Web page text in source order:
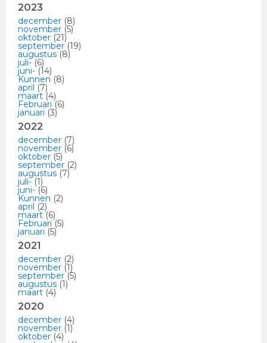
2023
december (8)
november (5)
oktober (21)
september(19)
augustus (8)
juli-(6)
juni-(14)
Kunnen (8)
april (7)
maart (4)
Februari (6)
januari (3)
2022
december (7)
november (6)
oktober (5)
september (2)
augustus (7)
juli-(1)
juni-(6)
Kunnen (2)
april (2)
maart(6)
Februari(5)
januari (5)
2021
december (2)
november (1)
september(5)
augustus (1)
maart (4)
2020
december (4)
november (1)
oktober (4)